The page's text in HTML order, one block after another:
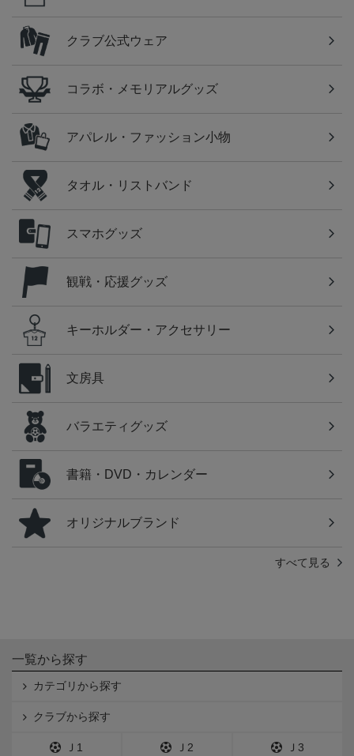
クラブ公式ウェア
コラボ・メモリアルグッズ
アパレル・ファッション小物
タオル・リストバンド
スマホグッズ
観戦・応援グッズ
キーホルダー・アクセサリー
文房具
バラエティグッズ
書籍・DVD・カレンダー
オリジナルブランド
すべて見る
一覧から探す
カテゴリから探す
クラブから探す
Ｊ1 Ｊ2 Ｊ3